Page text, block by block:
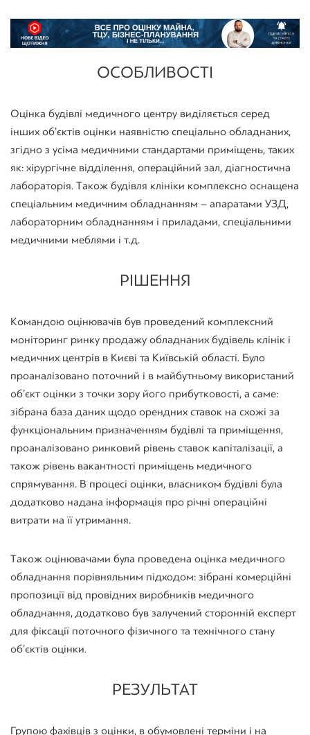
ОСОБЛИВОСТІ
Оцінка будівлі медичного центру виділяється серед
інших об’єктів оцінки наявністю спеціально обладнаних,
згідно з усіма медичними стандартами приміщень, таких
як: хірургічне відділення, операційний зал, діагностична
лабораторія. Також будівля клініки комплексно оснащена
спеціальним медичним обладнанням – апаратами УЗД,
лабораторним обладнанням і приладами, спеціальними
медичними меблями і т.д.
РІШЕННЯ
Командою оцінювачів був проведений комплексний
моніторинг ринку продажу обладнаних будівель клінік і
медичних центрів в Києві та Київській області. Було
проаналізовано поточний і в майбутньому використаний
об’єкт оцінки з точки зору його прибутковості, а саме:
зібрана база даних щодо орендних ставок на схожі за
функціональним призначенням будівлі та приміщення,
проаналізовано ринковий рівень ставок капіталізації, а
також рівень вакантності приміщень медичного
спрямування. В процесі оцінки, власником будівлі була
додатково надана інформація про річні операційні
витрати на її утримання.
Також оцінювачами була проведена оцінка медичного
обладнання порівняльним підходом: зібрані комерційні
пропозиції від провідних виробників медичного
обладнання, додатково був залучений сторонній експерт
для фіксації поточного фізичного та технічного стану
об’єктів оцінки.
РЕЗУЛЬТАТ
Групою фахівців з оцінки, в обумовлені терміни і на